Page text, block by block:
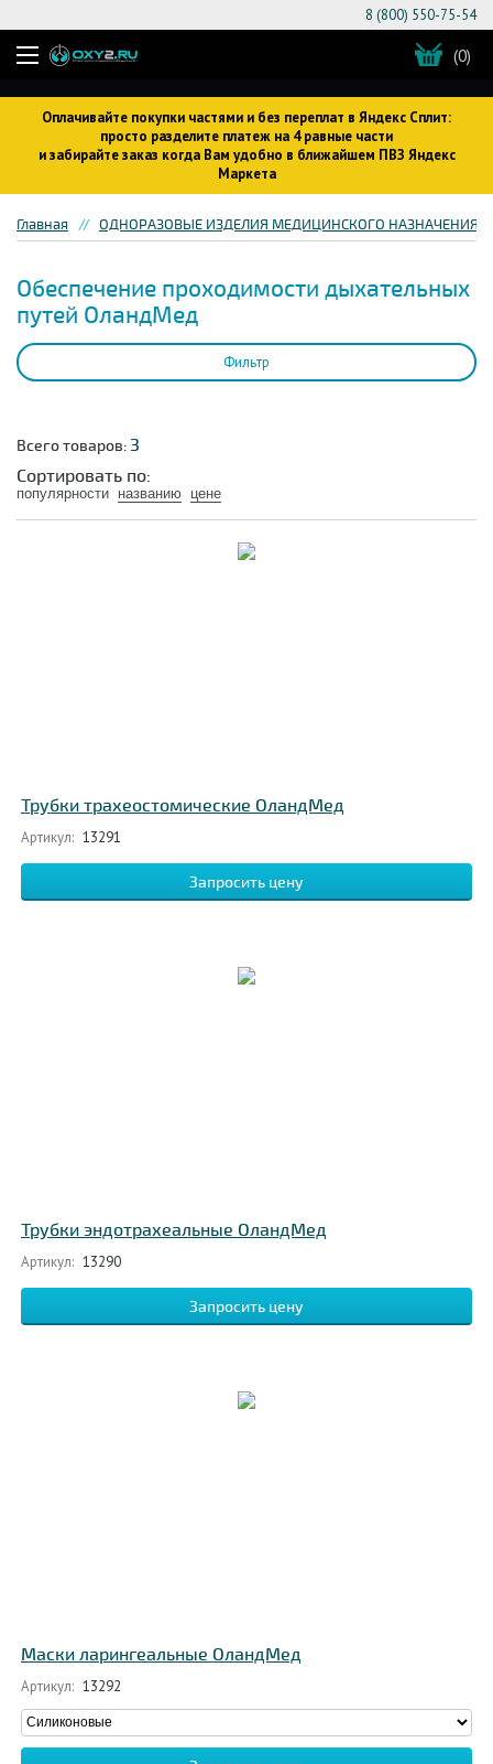
Оплачивайте покупки частями и без переплат в Яндекс Сплит:
просто разделите платеж на 4 равные части
и забирайте заказ когда Вам удобно в ближайшем ПВЗ Яндекс
Маркета
8 (800) 550-75-54
(0)
Главная ОДНОРАЗОВЫЕ ИЗДЕЛИЯ МЕДИЦИНСКОГО НАЗНАЧЕНИЯ
Обеспечение проходимости дыхательных
путей ОландМед
Фильтр
Всего товаров:3
Сортировать по:
популярности названию цене
Трубки трахеостомические ОландМед
Артикул: 13291
Запросить цену
Трубки эндотрахеальные ОландМед
Артикул: 13290
Запросить цену
Маски ларингеальные ОландМед
Артикул: 13292